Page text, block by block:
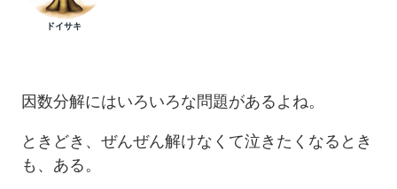
ドイサキ
因数分解にはいろいろな問題があるよね。
ときどき、ぜんぜん解けなくて泣きたくなるとき
も、ある。